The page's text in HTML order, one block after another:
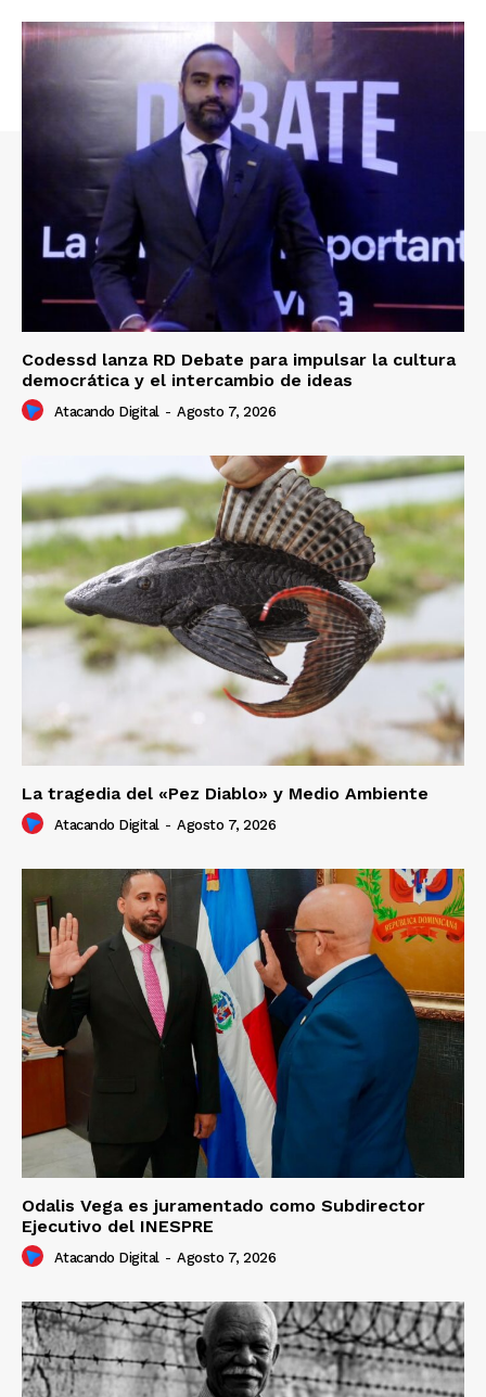
Codessd lanza RD Debate para impulsar la cultura
democrática y el intercambio de ideas
Atacando Digital - Agosto 7, 2026
La tragedia del «Pez Diablo» y Medio Ambiente
Atacando Digital - Agosto 7, 2026
Odalis Vega es juramentado como Subdirector
Ejecutivo del INESPRE
Atacando Digital - Agosto 7, 2026